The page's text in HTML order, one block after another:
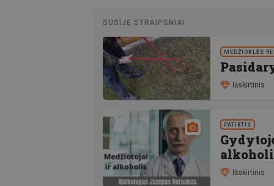
SUSIJĘ STRAIPSNIAI
MEDŽIOKLĖS
Išskirtinis
PATIRTIS
Išskirtinis